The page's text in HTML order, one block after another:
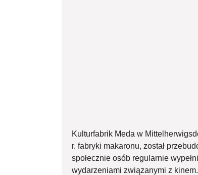
Kulturfabrik Meda w
r. fabryki makaronu, został
społecznie osób regularnie
wydarzeniami związanymi z